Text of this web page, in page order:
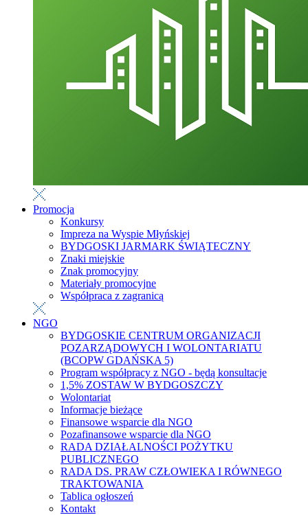
Promocja
Konkursy
Impreza na Wyspie Młyńskiej
BYDGOSKI JARMARK ŚWIĄTECZNY
Znaki miejskie
Znak promocyjny
Materiały promocyjne
Współpraca z zagranicą
NGO
BYDGOSKIE CENTRUM ORGANIZACJI
POZARZĄDOWYCH I WOLONTARIATU
(BCOPW GDAŃSKA 5)
Program współpracy z NGO - będą konsultacje
1,5% ZOSTAW W BYDGOSZCZY
Wolontariat
Informacje bieżące
Finansowe wsparcie dla NGO
Pozafinansowe wsparcie dla NGO
RADA DZIAŁALNOŚCI POŻYTKU
PUBLICZNEGO
RADA DS. PRAW CZŁOWIEKA I RÓWNEGO
TRAKTOWANIA
Tablica ogłoszeń
Kontakt